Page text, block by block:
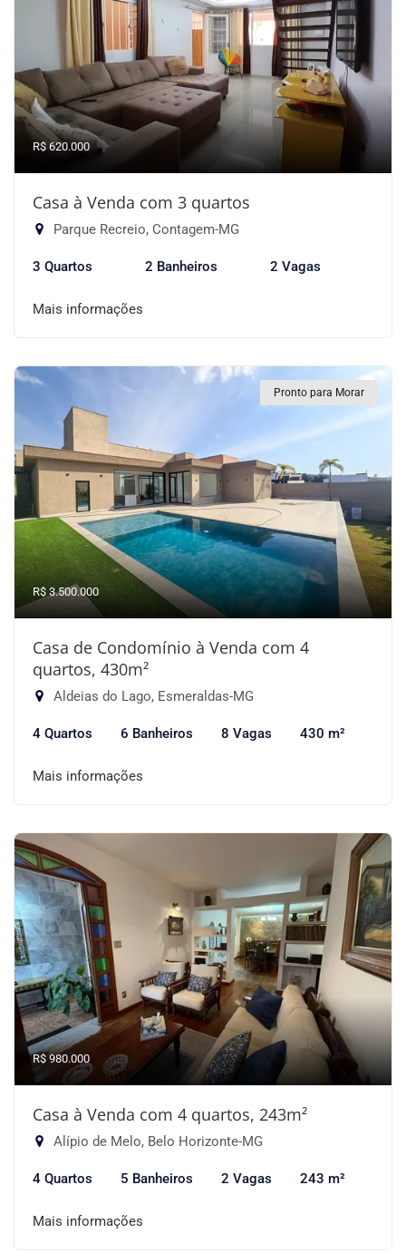
R$ 620.000
Casa à Venda com 3 quartos
Parque Recreio, Contagem-MG
3 Quartos 2 Banheiros 2 Vagas
Mais informações
Pronto para Morar
R$ 3.500.000
Casa de Condomínio à Venda com 4
quartos, 430m²
Aldeias do Lago, Esmeraldas-MG
4 Quartos 6 Banheiros 8 Vagas 430 m²
Mais informações
R$ 980.000
Casa à Venda com 4 quartos, 243m²
Alípio de Melo, Belo Horizonte-MG
4 Quartos 5 Banheiros 2 Vagas 243 m²
Mais informações